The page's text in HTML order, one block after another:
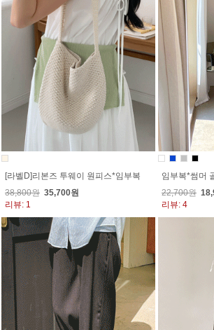
[라벨D]리본즈 투웨이 원피스*임부복
38,800원 35,700원
리뷰: 1
임부복*썸머
22,700원
리뷰: 4